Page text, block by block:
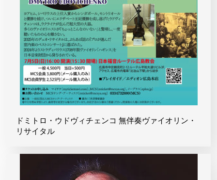
ドミトロ・ウドヴィチェンコ 無伴奏ヴァイオリン・
リサイタル